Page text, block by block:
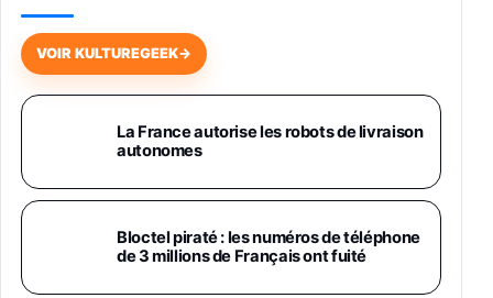
648,63€834,71€
Samsung Galaxy Miracle Ultra, Smartphone
Chargeur Secteur Rapide 25W Inclus,
Smartphone déverrouillé, Noir, Version FR
Galaxy S26 Ultra 512 Go Bleu
1019€1399€Fnac (Vendeur Tiers)
VOIR KULTUREGEEK→
La France autorise les robots de livraison
autonomes
Bloctel piraté : les numéros de téléphone
de 3 millions de Français ont fuité